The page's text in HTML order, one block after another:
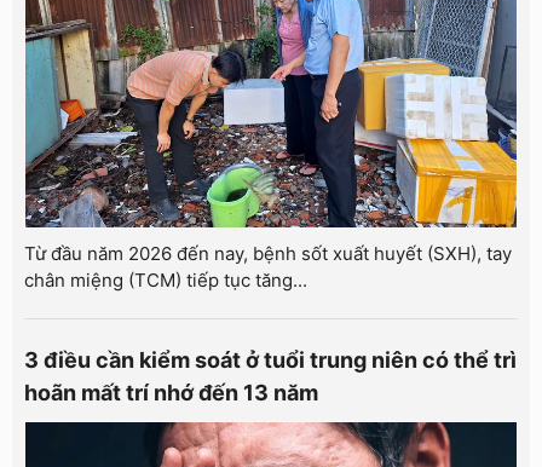
Từ đầu năm 2026 đến nay, bệnh sốt xuất huyết (SXH), tay
chân miệng (TCM) tiếp tục tăng...
3 điều cần kiểm soát ở tuổi trung niên có thể trì
hoãn mất trí nhớ đến 13 năm